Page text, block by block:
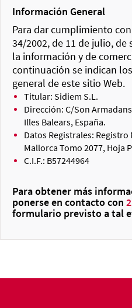
Información General
Para dar cumplimiento
34/2002, de 11 de julio, de
la información y de
continuación se indican
general de este sitio Web.
Titular: Sidiem S.L.
Dirección: C/Son
Illes Balears, España.
Datos Registrales:
Mallorca Tomo 2077, Hoja
C.I.F.: B57244964
Para obtener más
ponerse en contacto con
formulario previsto a tal